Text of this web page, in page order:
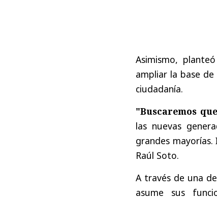
Asimismo,
ampliar la base
ciudadanía.
"Buscaremos
las nuevas
grandes mayorías.
Raúl Soto.
A través de una
asume sus